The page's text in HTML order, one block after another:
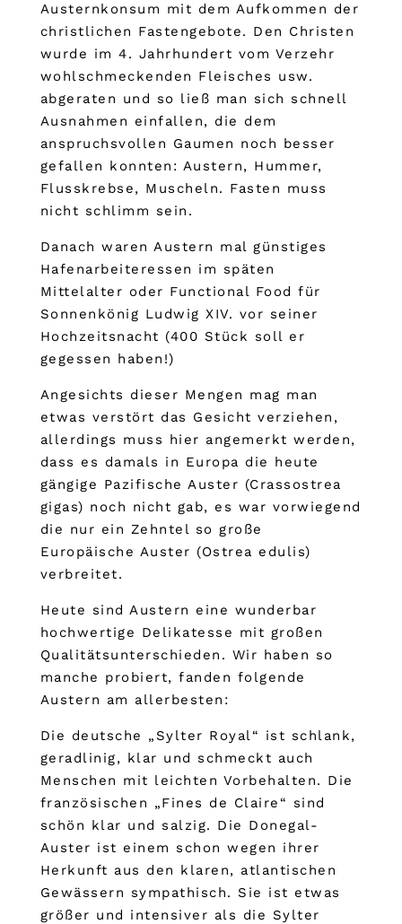
Austernkonsum mit dem Aufkommen der
christlichen Fastengebote. Den Christen
wurde im 4. Jahrhundert vom Verzehr
wohlschmeckenden Fleisches usw.
abgeraten und so ließ man sich schnell
Ausnahmen einfallen, die dem
anspruchsvollen Gaumen noch besser
gefallen konnten: Austern, Hummer,
Flusskrebse, Muscheln. Fasten muss
nicht schlimm sein.
Danach waren Austern mal günstiges
Hafenarbeiteressen im späten
Mittelalter oder Functional Food für
Sonnenkönig Ludwig XIV. vor seiner
Hochzeitsnacht (400 Stück soll er
gegessen haben!)
Angesichts dieser Mengen mag man
etwas verstört das Gesicht verziehen,
allerdings muss hier angemerkt werden,
dass es damals in Europa die heute
gängige Pazifische Auster (Crassostrea
gigas) noch nicht gab, es war vorwiegend
die nur ein Zehntel so große
Europäische Auster (Ostrea edulis)
verbreitet.
Heute sind Austern eine wunderbar
hochwertige Delikatesse mit großen
Qualitätsunterschieden. Wir haben so
manche probiert, fanden folgende
Austern am allerbesten:
Die deutsche „Sylter Royal“ ist schlank,
geradlinig, klar und schmeckt auch
Menschen mit leichten Vorbehalten. Die
französischen „Fines de Claire“ sind
schön klar und salzig. Die Donegal-
Auster ist einem schon wegen ihrer
Herkunft aus den klaren, atlantischen
Gewässern sympathisch. Sie ist etwas
größer und intensiver als die Sylter